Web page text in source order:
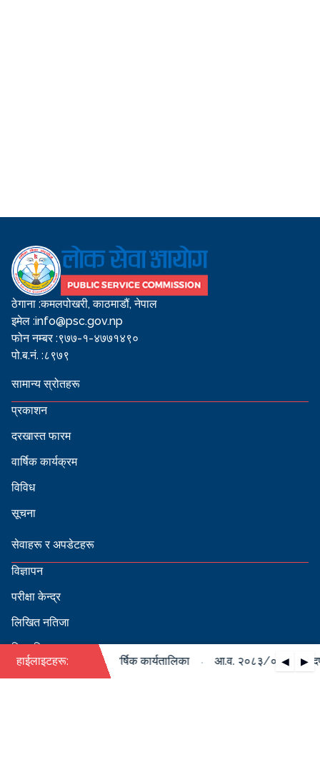
ठेगाना :कमलपोखरी, काठमाडौं, नेपाल
इमेल :info@psc.gov.np
फोन नम्बर :९७७-१-४७७१४९०
पो.ब.नं. :८९७९
सामान्य स्रोतहरू
प्रकाशन
दरखास्त फारम
वार्षिक कार्यक्रम
विविध
सूचना
सेवाहरू र अपडेटहरू
विज्ञापन
परीक्षा केन्द्र
लिखित नतिजा
सिफारिस
हाईलाइटहरू: ◀ ▶
को पदपूर्ति सम्बन्धी वार्षिक कार्यतालिका आ.व. २०८३/०८४ को